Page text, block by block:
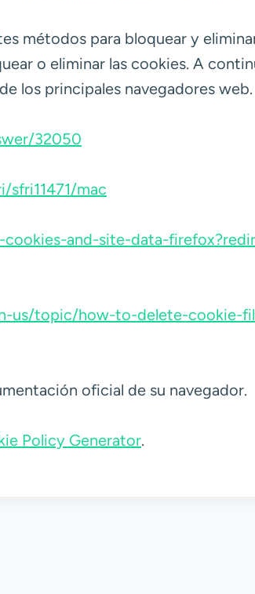
métodos para bloquear y
o eliminar las cookies. A
los principales navegadores web.
32050
mac
and-site-data-
us/topic/how-to-delete-cookie-
oficial de su navegador.
Policy Generator.